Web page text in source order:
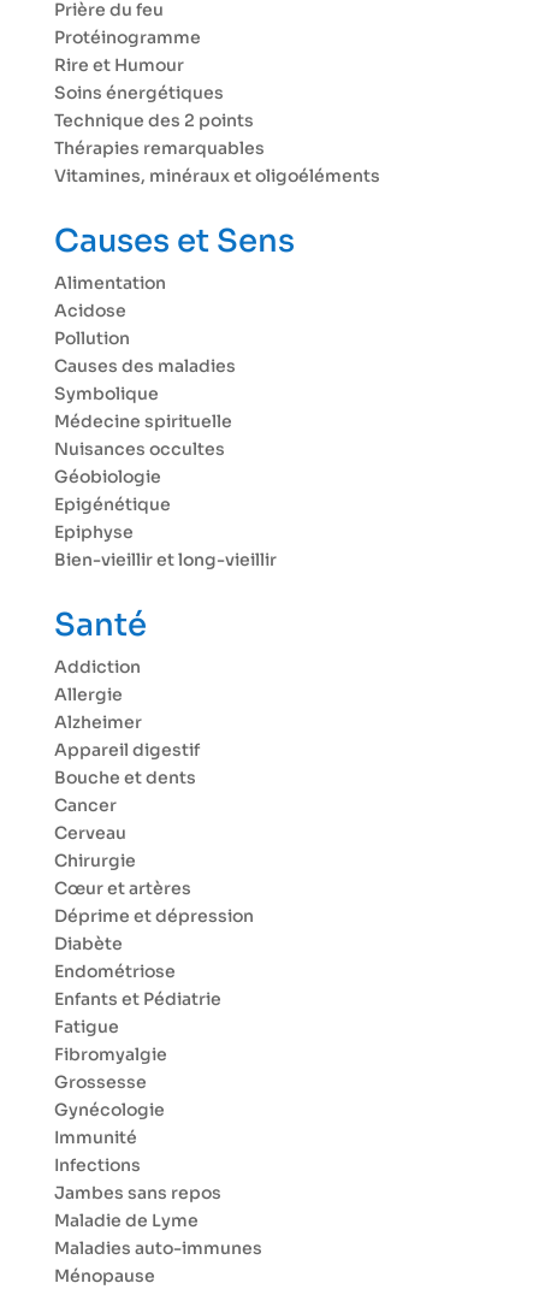
Prière du feu
Protéinogramme
Rire et Humour
Soins énergétiques
Technique des 2 points
Thérapies remarquables
Vitamines, minéraux et oligoéléments
Causes et Sens
Alimentation
Acidose
Pollution
Causes des maladies
Symbolique
Médecine spirituelle
Nuisances occultes
Géobiologie
Epigénétique
Epiphyse
Bien-vieillir et long-vieillir
Santé
Addiction
Allergie
Alzheimer
Appareil digestif
Bouche et dents
Cancer
Cerveau
Chirurgie
Cœur et artères
Déprime et dépression
Diabète
Endométriose
Enfants et Pédiatrie
Fatigue
Fibromyalgie
Grossesse
Gynécologie
Immunité
Infections
Jambes sans repos
Maladie de Lyme
Maladies auto-immunes
Ménopause